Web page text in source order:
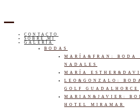
CONTACTO
SOBRE MI
GALERÍA
BODAS
MARÍA&FRAN: BODA
NADALES
MARÍA
LEO&GONZALO:
GOLF GUADALHORCE
MARIAN&JAVIER:
HOTEL MIRAMAR